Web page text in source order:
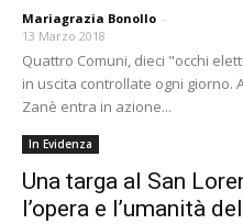
Mariagrazia Bonollo -
13 Marzo 2018
Quattro Comuni, dieci "occhi
in uscita controllate ogni giorno.
Zanè entra in azione...
In Evidenza
Una targa al San
l’opera e l’umanità